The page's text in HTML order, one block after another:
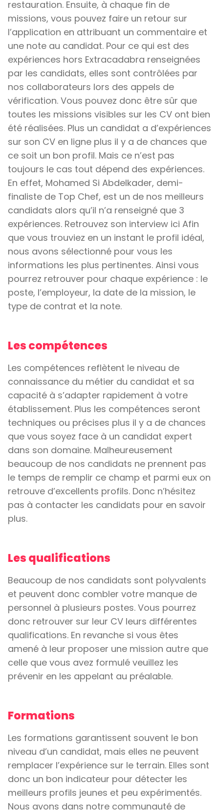
restauration. Ensuite, à chaque fin de
missions, vous pouvez faire un retour sur
l’application en attribuant un commentaire et
une note au candidat. Pour ce qui est des
expériences hors Extracadabra renseignées
par les candidats, elles sont contrôlées par
nos collaborateurs lors des appels de
vérification. Vous pouvez donc être sûr que
toutes les missions visibles sur les CV ont bien
été réalisées. Plus un candidat a d’expériences
sur son CV en ligne plus il y a de chances que
ce soit un bon profil. Mais ce n’est pas
toujours le cas tout dépend des expériences.
En effet, Mohamed Si Abdelkader, demi-
finaliste de Top Chef, est un de nos meilleurs
candidats alors qu’il n’a renseigné que 3
expériences. Retrouvez son interview ici Afin
que vous trouviez en un instant le profil idéal,
nous avons sélectionné pour vous les
informations les plus pertinentes. Ainsi vous
pourrez retrouver pour chaque expérience : le
poste, l’employeur, la date de la mission, le
type de contrat et la note.
Les compétences
Les compétences reflètent le niveau de
connaissance du métier du candidat et sa
capacité à s’adapter rapidement à votre
établissement. Plus les compétences seront
techniques ou précises plus il y a de chances
que vous soyez face à un candidat expert
dans son domaine. Malheureusement
beaucoup de nos candidats ne prennent pas
le temps de remplir ce champ et parmi eux on
retrouve d’excellents profils. Donc n’hésitez
pas à contacter les candidats pour en savoir
plus.
Les qualifications
Beaucoup de nos candidats sont polyvalents
et peuvent donc combler votre manque de
personnel à plusieurs postes. Vous pourrez
donc retrouver sur leur CV leurs différentes
qualifications. En revanche si vous êtes
amené à leur proposer une mission autre que
celle que vous avez formulé veuillez les
prévenir en les appelant au préalable.
Formations
Les formations garantissent souvent le bon
niveau d’un candidat, mais elles ne peuvent
remplacer l’expérience sur le terrain. Elles sont
donc un bon indicateur pour détecter les
meilleurs profils jeunes et peu expérimentés.
Nous avons dans notre communauté de